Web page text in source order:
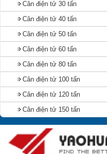
Cân điện tử 30 tấn
Cân điện tử 40 tấn
Cân điện tử 50 tấn
Cân điện tử 60 tấn
Cân điện tử 80 tấn
Cân điện tử 100 tấn
Cân điện tử 120 tấn
Cân điện tử 150 tấn